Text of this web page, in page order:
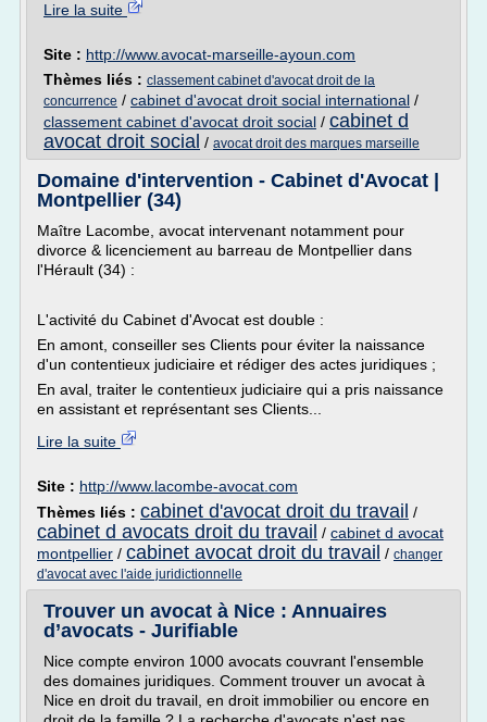
Lire la suite
Site : http://www.avocat-marseille-ayoun.com
Thèmes liés : classement cabinet d'avocat droit de la
concurrence / cabinet d'avocat droit social international /
classement cabinet d'avocat droit social / cabinet d
avocat droit social / avocat droit des marques marseille
Domaine d'intervention - Cabinet d'Avocat |
Montpellier (34)
Maître Lacombe, avocat intervenant notamment pour
divorce & licenciement au barreau de Montpellier dans
l'Hérault (34) :
L'activité du Cabinet d'Avocat est double :
En amont, conseiller ses Clients pour éviter la naissance
d'un contentieux judiciaire et rédiger des actes juridiques ;
En aval, traiter le contentieux judiciaire qui a pris naissance
en assistant et représentant ses Clients...
Lire la suite
Site : http://www.lacombe-avocat.com
Thèmes liés : cabinet d'avocat droit du travail /
cabinet d avocats droit du travail / cabinet d avocat
montpellier / cabinet avocat droit du travail / changer
d'avocat avec l'aide juridictionnelle
Trouver un avocat à Nice : Annuaires
d’avocats - Jurifiable
Nice compte environ 1000 avocats couvrant l'ensemble
des domaines juridiques. Comment trouver un avocat à
Nice en droit du travail, en droit immobilier ou encore en